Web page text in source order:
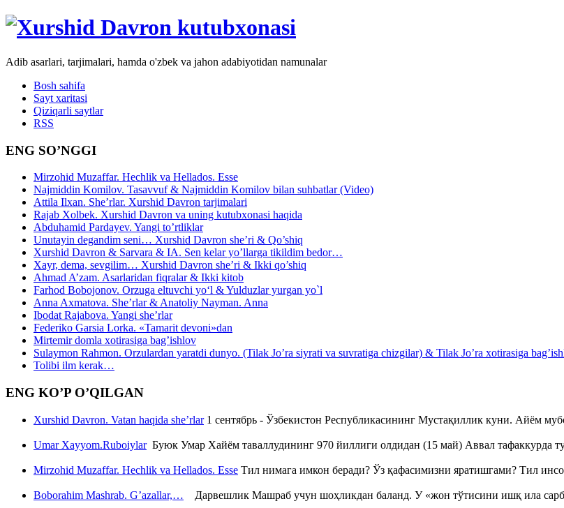
Adib asarlari, tarjimalari, hamda o'zbek va jahon adabiyotidan namunalar
Bosh sahifa
Sayt xaritasi
Qiziqarli saytlar
RSS
ENG SO’NGGI
Mirzohid Muzaffar. Hechlik va Hellados. Esse
Najmiddin Komilov. Tasavvuf & Najmiddin Komilov bilan suhbatlar (Video)
Attila Ilxan. She’rlar. Xurshid Davron tarjimalari
Rajab Xolbek. Xurshid Davron va uning kutubxonasi haqida
Abduhamid Pardayev. Yangi to’rtliklar
Unutayin degandim seni… Xurshid Davron she’ri & Qo’shiq
Xurshid Davron & Sarvara & IA. Sen kelar yo’llarga tikildim bedor…
Xayr, dema, sevgilim… Xurshid Davron she’ri & Ikki qo’shiq
Ahmad A’zam. Asarlaridan fiqralar & Ikki kitob
Farhod Bobojonov. Orzuga eltuvchi yo‘l & Yulduzlar yurgan yo`l
Anna Axmatova. She’rlar & Anatoliy Nayman. Anna
Ibodat Rajabova. Yangi she’rlar
Federiko Garsia Lorka. «Tamarit devoni»dan
Mirtemir domla xotirasiga bag’ishlov
Sulaymon Rahmon. Orzulardan yaratdi dunyo. (Tilak Jo’ra siyrati va suvratiga chizgilar) & Tilak Jo’ra xotirasiga
Tolibi ilm kerak…
ENG KO’P O’QILGAN
Xurshid Davron. Vatan haqida she’rlar1 сентябрь - Ўзбекистон Республикасининг Мустақиллик куни. Айём
Umar Xayyom.RuboiylarБуюк Умар Хайём таваллудининг 970 йиллиги олдидан (15 май) Аввал тафаккурда
Mirzohid Muzaffar. Hechlik va Hellados. Esse Тил нимага имкон беради? Ўз қафасимизни яратишгами? Тил
Boborahim Mashrab. G’azallar,… Дарвешлик Машраб учун шоҳликдан баланд. У «жон тўтисини ишқ ила